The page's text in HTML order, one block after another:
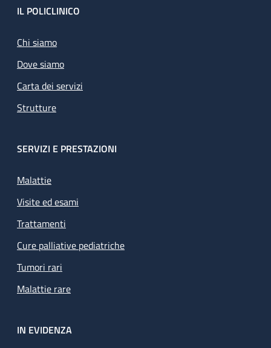
Footer
IL POLICLINICO
Chi siamo
Dove siamo
Carta dei servizi
Strutture
SERVIZI E PRESTAZIONI
Malattie
Visite ed esami
Trattamenti
Cure palliative pediatriche
Tumori rari
Malattie rare
IN EVIDENZA